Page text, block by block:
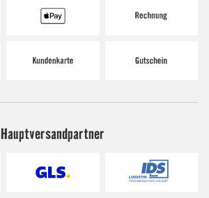
Hauptversandpartner